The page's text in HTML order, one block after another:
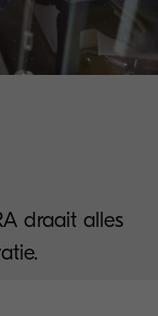
draait alles